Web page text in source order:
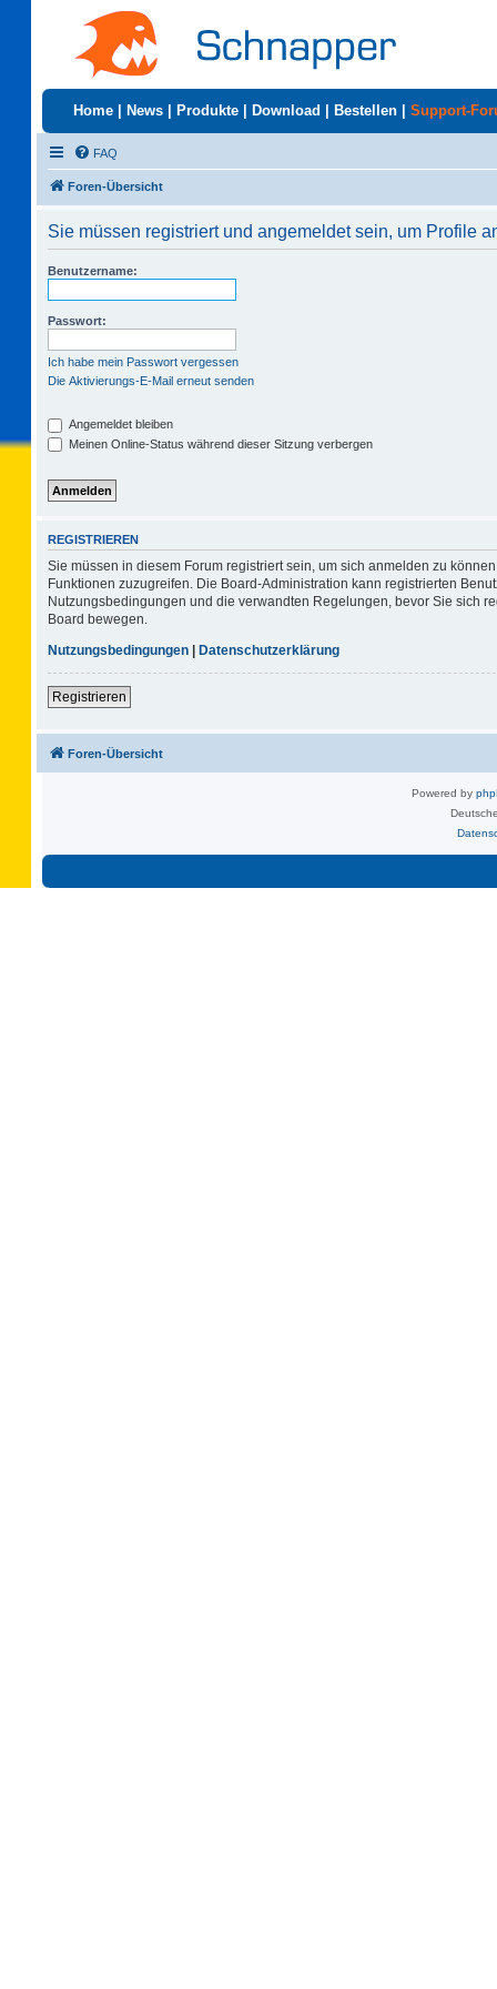
Home News Produkte Download Bestellen Support-
FAQ
Foren-Übersicht
Sie müssen registriert und angemeldet sein, um Profile
Benutzername:
Passwort:
Ich habe mein Passwort vergessen
Die Aktivierungs-E-Mail erneut senden
Angemeldet bleiben
Meinen Online-Status während dieser Sitzung verbergen
REGISTRIEREN
Sie müssen in diesem Forum registriert sein, um sich anmelden zu
Funktionen zuzugreifen. Die Board-Administration kann registrierten
Nutzungsbedingungen und die verwandten Regelungen, bevor Sie sich
Board bewegen.
Nutzungsbedingungen | Datenschutzerklärung
Registrieren
Foren-Übersicht
Powered by